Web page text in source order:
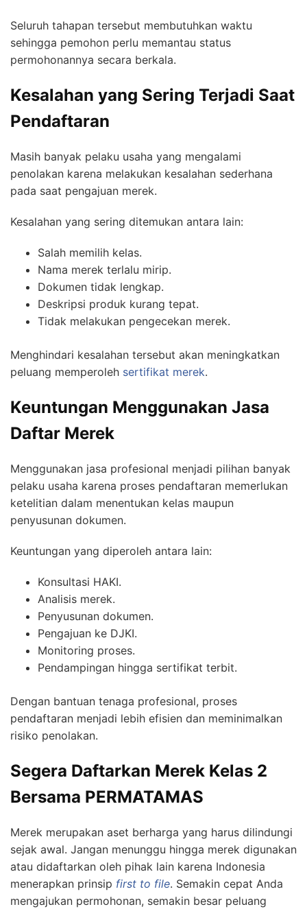
Seluruh tahapan tersebut membutuhkan waktu
sehingga pemohon perlu memantau status
permohonannya secara berkala.
Kesalahan yang Sering Terjadi Saat
Pendaftaran
Masih banyak pelaku usaha yang mengalami
penolakan karena melakukan kesalahan sederhana
pada saat pengajuan merek.
Kesalahan yang sering ditemukan antara lain:
Salah memilih kelas.
Nama merek terlalu mirip.
Dokumen tidak lengkap.
Deskripsi produk kurang tepat.
Tidak melakukan pengecekan merek.
Menghindari kesalahan tersebut akan meningkatkan
peluang memperoleh sertifikat merek.
Keuntungan Menggunakan Jasa
Daftar Merek
Menggunakan jasa profesional menjadi pilihan banyak
pelaku usaha karena proses pendaftaran memerlukan
ketelitian dalam menentukan kelas maupun
penyusunan dokumen.
Keuntungan yang diperoleh antara lain:
Konsultasi HAKI.
Analisis merek.
Penyusunan dokumen.
Pengajuan ke DJKI.
Monitoring proses.
Pendampingan hingga sertifikat terbit.
Dengan bantuan tenaga profesional, proses
pendaftaran menjadi lebih efisien dan meminimalkan
risiko penolakan.
Segera Daftarkan Merek Kelas 2
Bersama PERMATAMAS
Merek merupakan aset berharga yang harus dilindungi
sejak awal. Jangan menunggu hingga merek digunakan
atau didaftarkan oleh pihak lain karena Indonesia
menerapkan prinsip first to file. Semakin cepat Anda
mengajukan permohonan, semakin besar peluang